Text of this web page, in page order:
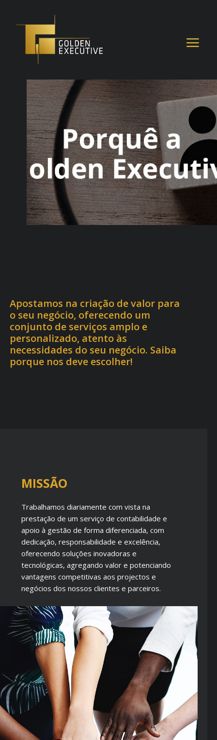
Apostamos na criação de valor para
o seu negócio, oferecendo um
conjunto de serviços amplo e
personalizado, atento às
necessidades do seu negócio. Saiba
porque nos deve escolher!
MISSÃO
Trabalhamos diariamente com vista na
prestação de um serviço de contabilidade e
apoio à gestão de forma diferenciada, com
dedicação, responsabilidade e excelência,
oferecendo soluções inovadoras e
tecnológicas, agregando valor e potenciando
vantagens competitivas aos projectos e
negócios dos nossos clientes e parceiros.